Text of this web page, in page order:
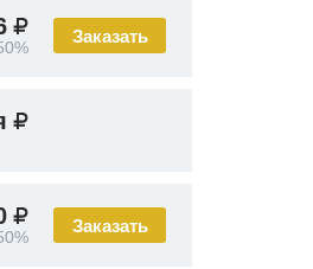
Заказать
Заказать